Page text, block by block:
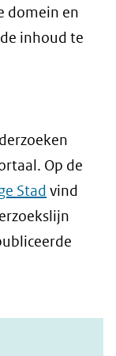
domein en
inhoud te
Op de
Stad vind